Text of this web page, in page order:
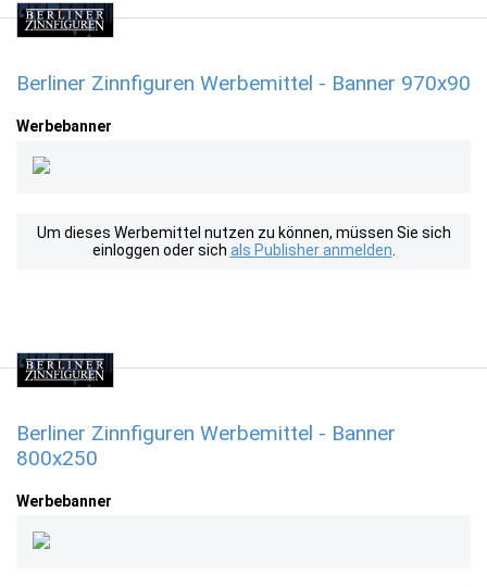
Berliner Zinnfiguren Werbemittel - Banner 970x90
Werbebanner
Um dieses Werbemittel nutzen zu können, müssen Sie sich
einloggen oder sich als Publisher anmelden
Berliner Zinnfiguren Werbemittel - Banner
800x250
Werbebanner